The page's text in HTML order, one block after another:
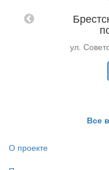
ул.
Все
О проекте